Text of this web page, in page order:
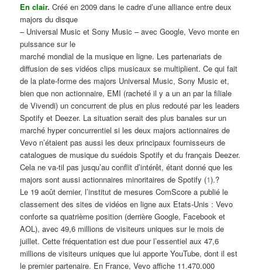
En clair. Créé en 2009 dans le cadre d’une alliance entre deux
majors du disque
– Universal Music et Sony Music – avec Google, Vevo monte en
puissance sur le
marché mondial de la musique en ligne. Les partenariats de
diffusion de ses vidéos clips musicaux se multiplient. Ce qui fait
de la plate-forme des majors Universal Music, Sony Music et,
bien que non actionnaire, EMI (racheté il y a un an par la filiale
de Vivendi) un concurrent de plus en plus redouté par les leaders
Spotify et Deezer. La situation serait des plus banales sur un
marché hyper concurrentiel si les deux majors actionnaires de
Vevo n’étaient pas aussi les deux principaux fournisseurs de
catalogues de musique du suédois Spotify et du français Deezer.
Cela ne va-til pas jusqu’au conflit d’intérêt, étant donné que les
majors sont aussi actionnaires minoritaires de Spotify (1).?
Le 19 août dernier, l’institut de mesures ComScore a publié le
classement des sites de vidéos en ligne aux Etats-Unis : Vevo
conforte sa quatrième position (derrière Google, Facebook et
AOL), avec 49,6 millions de visiteurs uniques sur le mois de
juillet. Cette fréquentation est due pour l’essentiel aux 47,6
millions de visiteurs uniques que lui apporte YouTube, dont il est
le premier partenaire. En France, Vevo affiche 11.470.000